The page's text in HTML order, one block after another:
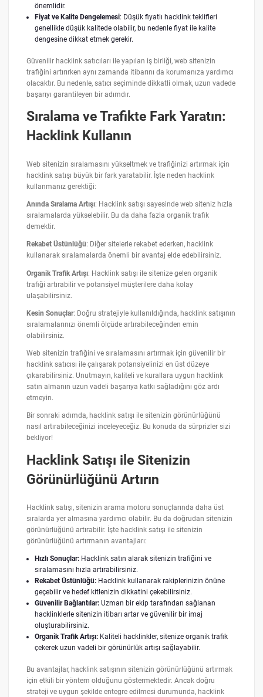
önemlidir.
Fiyat ve Kalite Dengelemesi: Düşük fiyatlı hacklink teklifleri
genellikle düşük kalitede olabilir, bu nedenle fiyat ile kalite
dengesine dikkat etmek gerekir.
Güvenilir hacklink satıcıları ile yapılan iş birliği, web sitenizin
trafiğini artırırken aynı zamanda itibarını da korumanıza yardımcı
olacaktır. Bu nedenle, satıcı seçiminde dikkatli olmak, uzun vadede
başarıyı garantileyen bir adımdır.
Sıralama ve Trafikte Fark Yaratın:
Hacklink Kullanın
Web sitenizin sıralamasını yükseltmek ve trafiğinizi artırmak için
hacklink satışı büyük bir fark yaratabilir. İşte neden hacklink
kullanmanız gerektiği:
Anında Sıralama Artışı: Hacklink satışı sayesinde web siteniz hızla
sıralamalarda yükselebilir. Bu da daha fazla organik trafik
demektir.
Rekabet Üstünlüğü: Diğer sitelerle rekabet ederken, hacklink
kullanarak sıralamalarda önemli bir avantaj elde edebilirsiniz.
Organik Trafik Artışı: Hacklink satışı ile sitenize gelen organik
trafiği artırabilir ve potansiyel müşterilere daha kolay
ulaşabilirsiniz.
Kesin Sonuçlar: Doğru stratejiyle kullanıldığında, hacklink satışının
sıralamalarınızı önemli ölçüde artırabileceğinden emin
olabilirsiniz.
Web sitenizin trafiğini ve sıralamasını artırmak için güvenilir bir
hacklink satıcısı ile çalışarak potansiyelinizi en üst düzeye
çıkarabilirsiniz. Unutmayın, kaliteli ve kurallara uygun hacklink
satın almanın uzun vadeli başarıya katkı sağladığını göz ardı
etmeyin.
Bir sonraki adımda, hacklink satışı ile sitenizin görünürlüğünü
nasıl artırabileceğinizi inceleyeceğiz. Bu konuda da sürprizler sizi
bekliyor!
Hacklink Satışı ile Sitenizin
Görünürlüğünü Artırın
Hacklink satışı, sitenizin arama motoru sonuçlarında daha üst
sıralarda yer almasına yardımcı olabilir. Bu da doğrudan sitenizin
görünürlüğünü artırabilir. İşte hacklink satışı ile sitenizin
görünürlüğünü artırmanın avantajları:
Hızlı Sonuçlar:Hacklink satın alarak sitenizin trafiğini ve
sıralamasını hızla artırabilirsiniz.
Rekabet Üstünlüğü:Hacklink kullanarak rakiplerinizin önüne
geçebilir ve hedef kitlenizin dikkatini çekebilirsiniz.
Güvenilir Bağlantılar:Uzman bir ekip tarafından sağlanan
hacklinklerle sitenizin itibarı artar ve güvenilir bir imaj
oluşturabilirsiniz.
Organik Trafik Artışı:Kaliteli hacklinkler, sitenize organik trafik
çekerek uzun vadeli bir görünürlük artışı sağlayabilir.
Bu avantajlar, hacklink satışının sitenizin görünürlüğünü artırmak
için etkili bir yöntem olduğunu göstermektedir. Ancak doğru
strateji ve uygun şekilde entegre edilmesi durumunda, hacklink